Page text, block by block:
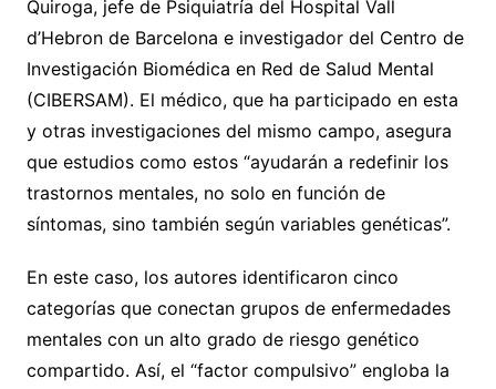
Quiroga, jefe de Psiquiatría del Hospital Vall
d’Hebron de Barcelona e investigador del Centro de
Investigación Biomédica en Red de Salud Mental
(CIBERSAM). El médico, que ha participado en esta
y otras investigaciones del mismo campo, asegura
que estudios como estos “ayudarán a redefinir los
trastornos mentales, no solo en función de
síntomas, sino también según variables genéticas”.
En este caso, los autores identificaron cinco
categorías que conectan grupos de enfermedades
mentales con un alto grado de riesgo genético
compartido. Así, el “factor compulsivo” engloba la